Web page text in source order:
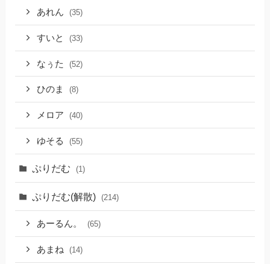
あれん (35)
すいと (33)
なぅた (52)
ひのま (8)
メロア (40)
ゆそる (55)
ぷりだむ (1)
ぷりだむ(解散) (214)
あーるん。 (65)
あまね (14)